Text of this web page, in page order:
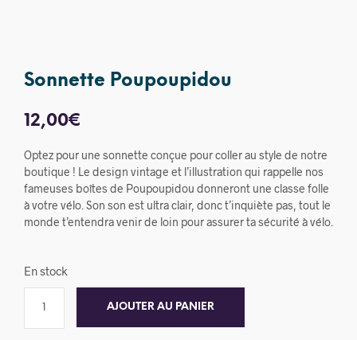
Sonnette Poupoupidou
12,00€
Optez pour une sonnette conçue pour coller au style de notre
boutique ! Le design vintage et l’illustration qui rappelle nos
fameuses boîtes de Poupoupidou donneront une classe folle
à votre vélo. Son son est ultra clair, donc t’inquiète pas, tout le
monde t’entendra venir de loin pour assurer ta sécurité à vélo.
En stock
AJOUTER AU PANIER